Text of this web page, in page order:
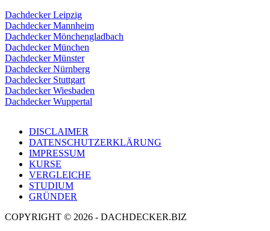
Dachdecker Leipzig
Dachdecker Mannheim
Dachdecker Mönchengladbach
Dachdecker München
Dachdecker Münster
Dachdecker Nürnberg
Dachdecker Stuttgart
Dachdecker Wiesbaden
Dachdecker Wuppertal
DISCLAIMER
DATENSCHUTZERKLÄRUNG
IMPRESSUM
KURSE
VERGLEICHE
STUDIUM
GRÜNDER
COPYRIGHT © 2026 - DACHDECKER.BIZ